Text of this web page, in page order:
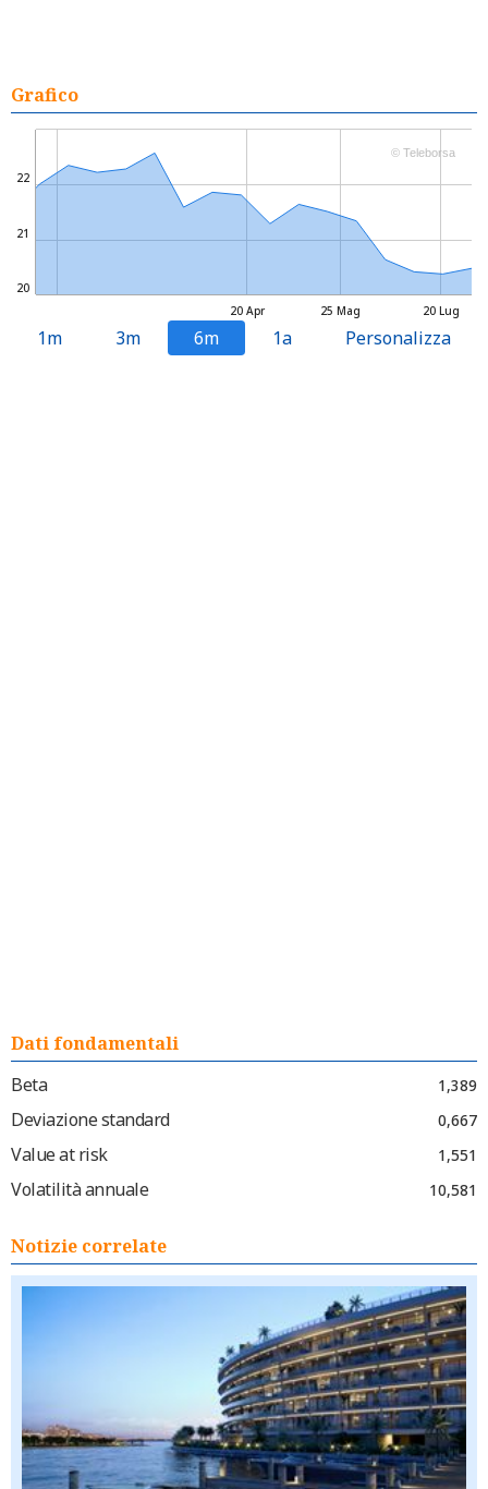
Grafico
20 Apr 25 Mag 20 Lug
20
21
22
© Teleborsa
1m 3m 6m 1a Personalizza
Dati fondamentali
Beta
1,389
Deviazione standard 0,667
Value at risk 1,551
Volatilità annuale 10,581
Notizie correlate